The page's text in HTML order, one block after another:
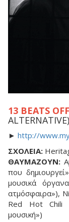
13 BEATS OFF
ALTERNATIVE)
► http://
ΣΧΟΛΕΙΑ:
ΘΑΥΜΑΖΟΥΝ:
που
μουσικά
ατμόσφαιρα»),
Red Hot Chili
μουσική»)